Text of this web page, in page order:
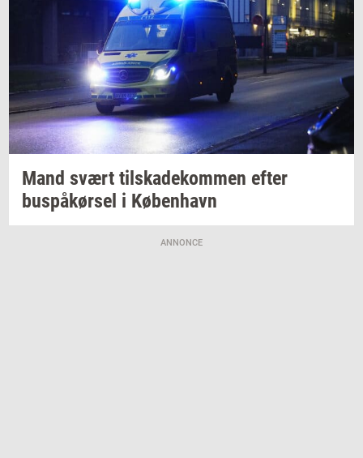
Mand svært til­ska­de­kom­men efter
buspå­kør­sel i Kø­ben­havn
ANNONCE